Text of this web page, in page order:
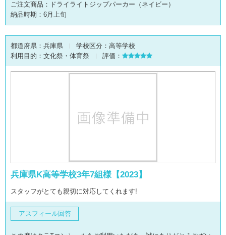
ご注文商品：ドライライトジップパーカー（ネイビー）
納品時期：6月上旬
都道府県： 兵庫県 学校区分： 高等学校
利用目的： 文化祭・体育祭 評価：
兵庫県K高等学校3年7組様【2023】
スタッフがとても親切に対応してくれます!
アスフィール回答